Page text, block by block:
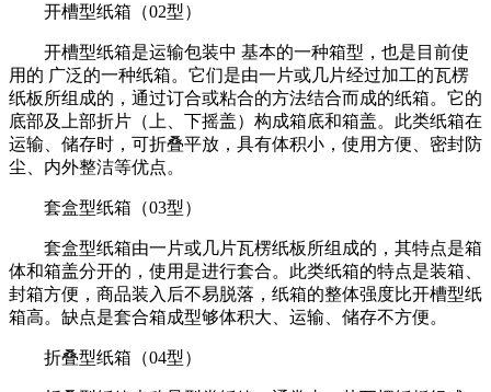
开槽型纸箱（02型）
开槽型纸箱是运输包装中 基本的一种箱型，也是目前使
用的 广泛的一种纸箱。它们是由一片或几片经过加工的瓦楞
纸板所组成的，通过订合或粘合的方法结合而成的纸箱。它的
底部及上部折片（上、下摇盖）构成箱底和箱盖。此类纸箱在
运输、储存时，可折叠平放，具有体积小，使用方便、密封防
尘、内外整洁等优点。
套盒型纸箱（03型）
套盒型纸箱由一片或几片瓦楞纸板所组成的，其特点是箱
体和箱盖分开的，使用是进行套合。此类纸箱的特点是装箱、
封箱方便，商品装入后不易脱落，纸箱的整体强度比开槽型纸
箱高。缺点是套合箱成型够体积大、运输、储存不方便。
折叠型纸箱（04型）